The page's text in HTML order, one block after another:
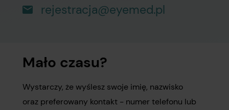
rejestracja@eyemed.pl
Mało czasu?
Wystarczy, że wyślesz swoje imię, nazwisko
oraz preferowany kontakt - numer telefonu lub